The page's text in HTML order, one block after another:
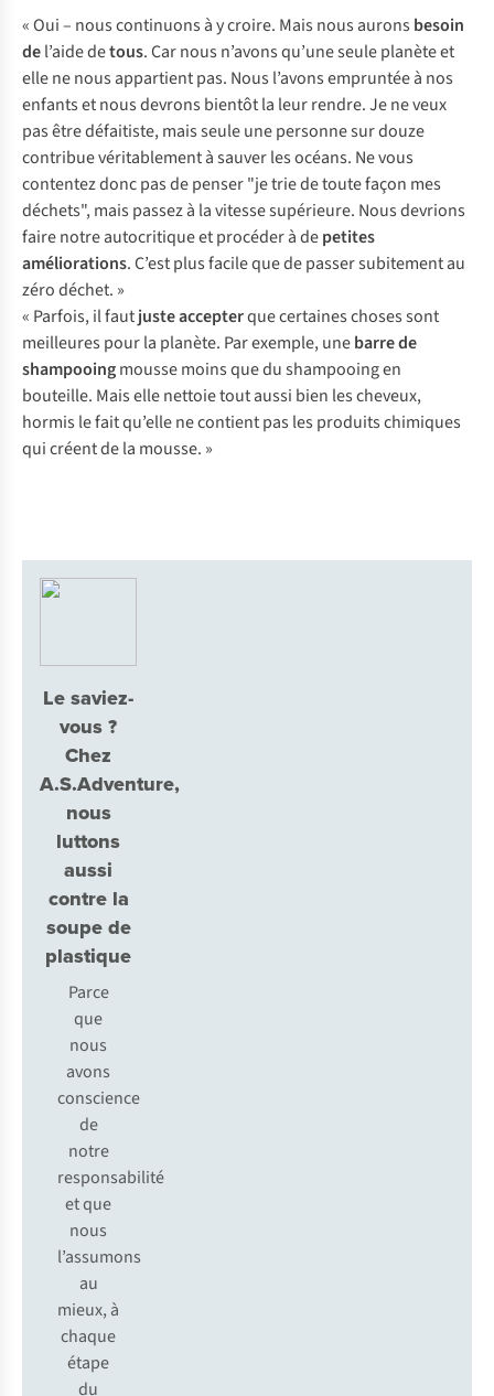
« Oui – nous continuons à y croire. Mais nous aurons besoin
del’aide detous. Car nous n’avons qu’une seule planète et
elle ne nous appartient pas. Nous l’avons empruntée à nos
enfants et nous devrons bientôt la leur rendre. Je ne veux
pas être défaitiste, mais seule une personne sur douze
contribue véritablement à sauver les océans. Ne vous
contentez donc pas de penser "je trie de toute façon mes
déchets", mais passez à la vitesse supérieure. Nous devrions
faire notre autocritique et procéder à depetites
améliorations. C’est plus facile que de passer subitement au
zéro déchet. »
« Parfois, il fautjuste accepterque certaines choses sont
meilleures pour la planète. Par exemple, unebarre de
shampooingmousse moins que du shampooing en
bouteille. Mais elle nettoie tout aussi bien les cheveux,
hormis le fait qu’elle ne contient pas les produits chimiques
qui créent de la mousse. »
Le saviez-
vous ?
Chez
A.S.Adventure,
nous
luttons
aussi
contre la
soupe de
plastique
Parce
que
nous
avons
conscience
de
notre
responsabilité
et que
nous
l’assumons
au
mieux, à
chaque
étape
du